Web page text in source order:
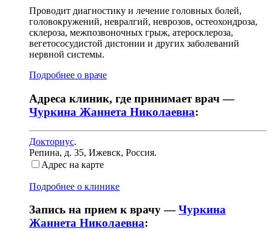
Проводит диагностику и лечение головных болей,
головокружений, невралгий, неврозов, остеохондроза,
склероза, межпозвоночных грыж, атеросклероза,
вегетососудистой дистонии и других заболеваний
нервной системы.
Подробнее о враче
Адреса клиник, где принимает врач —
Чуркина Жаннета Николаевна:
Докториус.
Репина, д. 35, Ижевск, Россия.
Адрес на карте
Подробнее о клинике
Запись на прием к врачу —Чуркина
Жаннета Николаевна: